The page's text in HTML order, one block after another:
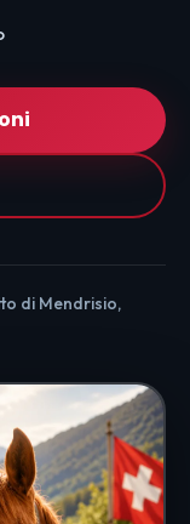
di Mendrisio,